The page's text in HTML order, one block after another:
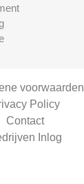
voorwaarden
Policy
Contact
Inlog